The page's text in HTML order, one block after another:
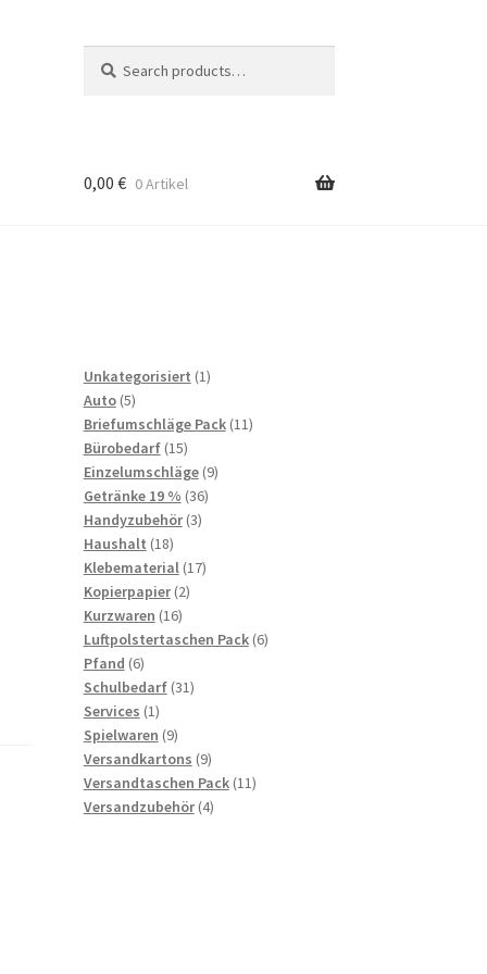
for:
0,00 € 0 Artikel
Unkategorisiert 11
Auto 55
products
Briefumschläge Pack 1111
Bürobedarf 1515
products
Einzelumschläge 99
Getränke 19 % 3636
Handyzubehör 33
Haushalt 1818
products
Klebematerial 1717
Kopierpapier 22
Kurzwaren 1616
products
Luftpolstertaschen Pack 66
Pfand 66
products
Schulbedarf 3131
Services 11
product
Spielwaren 99
products
Versandkartons 99
products
Versandtaschen Pack 1111
Versandzubehör 44